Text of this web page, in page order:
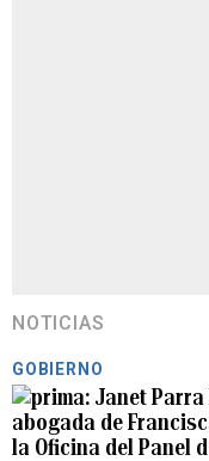
NOTICIAS
GOBIERNO
Janet Parra
abogada de
la Oficina del Panel